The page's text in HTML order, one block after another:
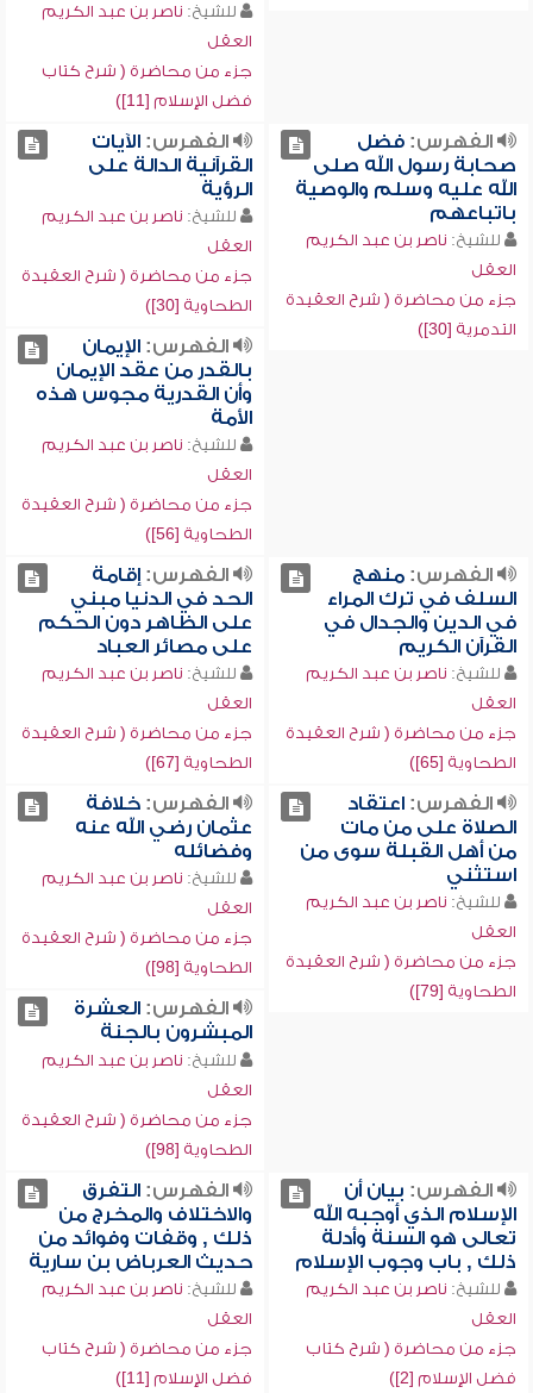
للشيخ: ناصر بن عبد الكريم
العقل
جزء من محاضرة ( شرح كتاب
فضل الإسلام [11])
الفهرس:فضل
صحابة رسول الله صلى
الله عليه وسلم والوصية
باتباعهم
للشيخ: ناصر بن عبد الكريم
العقل
جزء من محاضرة ( شرح العقيدة
التدمرية [30])
الفهرس:الآيات
القرآنية الدالة على
الرؤية
للشيخ: ناصر بن عبد الكريم
العقل
جزء من محاضرة ( شرح العقيدة
الطحاوية [30])
الفهرس:الإيمان
بالقدر من عقد الإيمان
وأن القدرية مجوس هذه
الأمة
للشيخ: ناصر بن عبد الكريم
العقل
جزء من محاضرة ( شرح العقيدة
الطحاوية [56])
الفهرس:منهج
السلف في ترك المراء
في الدين والجدال في
القرآن الكريم
للشيخ: ناصر بن عبد الكريم
العقل
جزء من محاضرة ( شرح العقيدة
الطحاوية [65])
الفهرس:إقامة
الحد في الدنيا مبني
على الظاهر دون الحكم
على مصائر العباد
للشيخ: ناصر بن عبد الكريم
العقل
جزء من محاضرة ( شرح العقيدة
الطحاوية [67])
الفهرس:اعتقاد
الصلاة على من مات
من أهل القبلة سوى من
استثني
للشيخ: ناصر بن عبد الكريم
العقل
جزء من محاضرة ( شرح العقيدة
الطحاوية [79])
الفهرس:خلافة
عثمان رضي الله عنه
وفضائله
للشيخ: ناصر بن عبد الكريم
العقل
جزء من محاضرة ( شرح العقيدة
الطحاوية [98])
الفهرس:العشرة
المبشرون بالجنة
للشيخ: ناصر بن عبد الكريم
العقل
جزء من محاضرة ( شرح العقيدة
الطحاوية [98])
الفهرس: بيان أن
الإسلام الذي أوجبه الله
تعالى هو السنة وأدلة
ذلك , باب وجوب الإسلام
للشيخ: ناصر بن عبد الكريم
العقل
جزء من محاضرة ( شرح كتاب
فضل الإسلام [2])
الفهرس:التفرق
والاختلاف والمخرج من
ذلك , وقفات وفوائد من
حديث العرباض بن سارية
للشيخ: ناصر بن عبد الكريم
العقل
جزء من محاضرة ( شرح كتاب
فضل الإسلام [11])